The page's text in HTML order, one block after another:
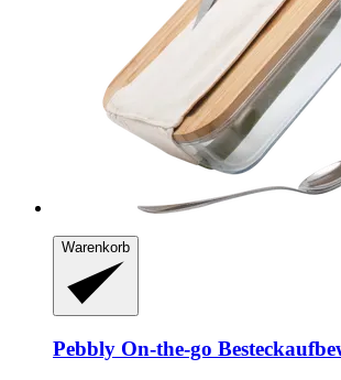
Warenkorb
Pebbly On-​the-​go